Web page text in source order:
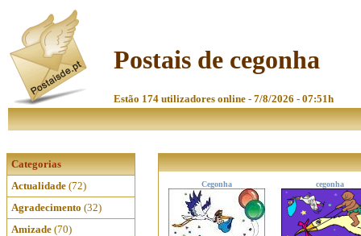
Postais de cegonha
Estão 174 utilizadores online - 7/8/2026 - 07:51h
Categorias
Actualidade (72)
Agradecimento (32)
Amizade (70)
Cegonha cegonha